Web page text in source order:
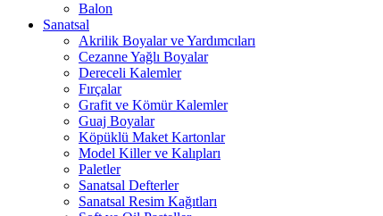
Balon
Sanatsal
Akrilik Boyalar ve Yardımcıları
Cezanne Yağlı Boyalar
Dereceli Kalemler
Fırçalar
Grafit ve Kömür Kalemler
Guaj Boyalar
Köpüklü Maket Kartonlar
Model Killer ve Kalıpları
Paletler
Sanatsal Defterler
Sanatsal Resim Kağıtları